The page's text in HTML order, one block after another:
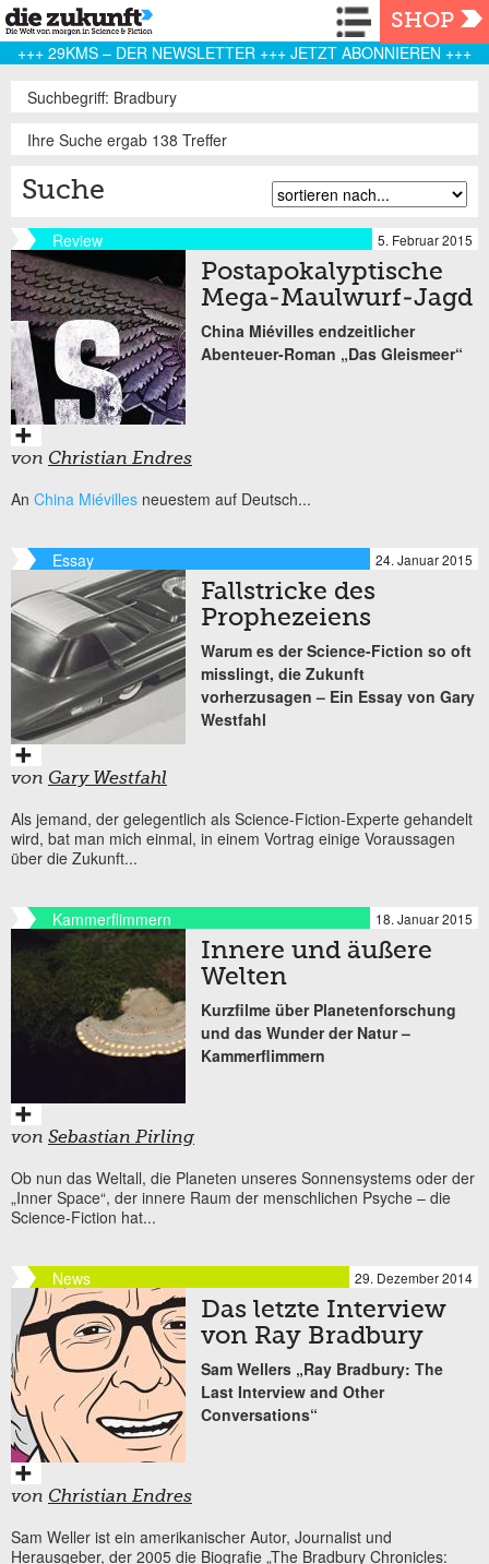
Navigation
SHOP
+++ 29KMS – DER NEWSLETTER +++ JETZT ABONNIEREN +++
Suchbegriff: Bradbury
Ihre Suche ergab 138 Treffer
Suche
Review 5. Februar 2015
Postapokalyptische
Mega-Maulwurf-Jagd
China Miévilles endzeitlicher
Abenteuer-Roman „Das Gleismeer“
von Christian Endres
An China Miévilles neuestem auf Deutsch...
Essay 24. Januar 2015
Fallstricke des
Prophezeiens
Warum es der Science-Fiction so oft
misslingt, die Zukunft
vorherzusagen – Ein Essay von Gary
Westfahl
von Gary Westfahl
Als jemand, der gelegentlich als Science-Fiction-Experte gehandelt
wird, bat man mich einmal, in einem Vortrag einige Voraussagen
über die Zukunft...
Kammerflimmern 18. Januar 2015
Innere und äußere
Welten
Kurzfilme über Planetenforschung
und das Wunder der Natur –
Kammerflimmern
von Sebastian Pirling
Ob nun das Weltall, die Planeten unseres Sonnensystems oder der
„Inner Space“, der innere Raum der menschlichen Psyche – die
Science-Fiction hat...
News 29. Dezember 2014
Das letzte Interview
von Ray Bradbury
Sam Wellers „Ray Bradbury: The
Last Interview and Other
Conversations“
von Christian Endres
Sam Weller ist ein amerikanischer Autor, Journalist und
Herausgeber, der 2005 die Biografie „The Bradbury Chronicles: